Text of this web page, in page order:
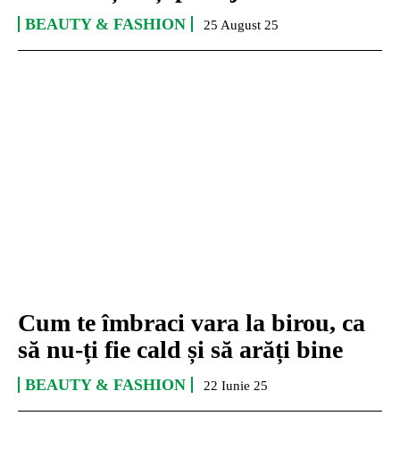
BEAUTY & FASHION 25 August 25
Cum te îmbraci vara la birou, ca
să nu-ți fie cald și să arăți bine
BEAUTY & FASHION 22 Iunie 25